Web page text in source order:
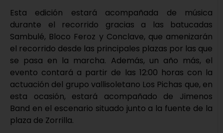
Esta edición estará acompañada de música
durante el recorrido gracias a las batucadas
Sambulé, Bloco Feroz y Conclave, que amenizarán
el recorrido desde las principales plazas por las que
se pasa en la marcha. Además, un año más, el
evento contará a partir de las 12:00 horas con la
actuación del grupo vallisoletano Los Pichas que, en
esta ocasión, estará acompañado de Jimenos
Band en el escenario situado junto a la fuente de la
plaza de Zorrilla.